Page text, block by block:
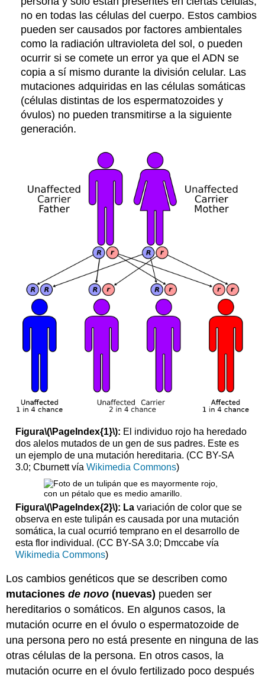
no en todas las células del cuerpo. Estos cambios
pueden ser causados por factores ambientales
como la radiación ultravioleta del sol, o pueden
ocurrir si se comete un error ya que el ADN se
copia a sí mismo durante la división celular. Las
mutaciones adquiridas en las células somáticas
(células distintas de los espermatozoides y
óvulos) no pueden transmitirse a la siguiente
generación.
Figura\(\PageIndex{1}\): El individuo rojo ha heredado
dos alelos mutados de un gen de sus padres. Este es
un ejemplo de una mutación hereditaria. (CC BY-SA
3.0; Cburnett vía Wikimedia Commons)
Figura\(\PageIndex{2}\): Lavariación de color que se
observa en este tulipán es causada por una mutación
somática, la cual ocurrió temprano en el desarrollo de
esta flor individual. (CC BY-SA 3.0; Dmccabe vía
Wikimedia Commons)
Los cambios genéticos que se describen como
mutacionesde novo (nuevas) pueden ser
hereditarios o somáticos. En algunos casos, la
mutación ocurre en el óvulo o espermatozoide de
una persona pero no está presente en ninguna de las
otras células de la persona. En otros casos, la
mutación ocurre en el óvulo fertilizado poco después